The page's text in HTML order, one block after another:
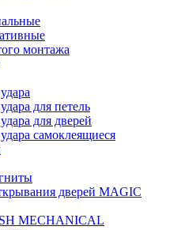
монтажа
для петель
для дверей
самоклеящиеся
дверей MAGIC
MECHANICAL